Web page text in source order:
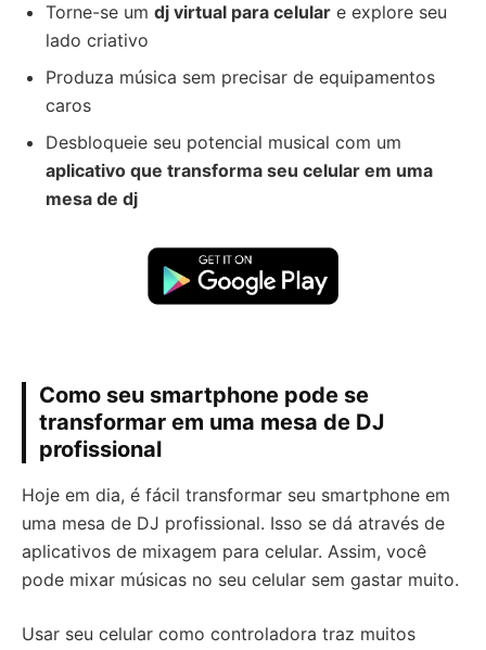
Torne-se um dj virtual para celular e explore seu
lado criativo
Produza música sem precisar de equipamentos
caros
Desbloqueie seu potencial musical com um
aplicativo que transforma seu celular em uma
mesa de dj
Como seu smartphone pode se
transformar em uma mesa de DJ
profissional
Hoje em dia, é fácil transformar seu smartphone em
uma mesa de DJ profissional. Isso se dá através de
aplicativos de mixagem para celular. Assim, você
pode mixar músicas no seu celular sem gastar muito.
Usar seu celular como controladora traz muitos